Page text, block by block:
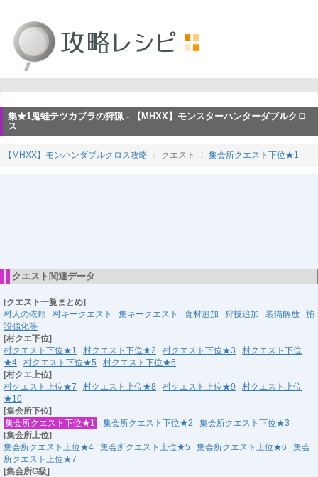
集★1鬼蛙テツカブラの狩猟 - 【MHXX】モンスターハンターダブルクロ
ス
【MHXX】モンハンダブルクロス攻略 クエスト 集会所クエスト下位★1
クエスト関連データ
[クエスト一覧まとめ]
村人の依頼
村キークエスト 集キークエスト 食材追加 狩技追加 装備解放
施
設強化等
[村クエ下位]
村クエスト下位★1
村クエスト下位★2 村クエスト下位★3
村クエスト下位
★4
村クエスト下位★5
村クエスト下位★6
[村クエ上位]
村クエスト上位★7
村クエスト上位★8 村クエスト上位★9
村クエスト上位
★10
[集会所下位]
集会所クエスト下位★1
集会所クエスト下位★2
集会所クエスト下位★3
[集会所上位]
集会所クエスト上位★4
集会所クエスト上位★5 集会所クエスト上位★6
集会
所クエスト上位★7
[集会所G級]